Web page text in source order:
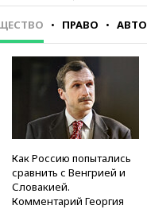
ПРАВО АВТО
Как Россию попытались
сравнить с Венгрией и
Словакией.
Комментарий Георгия